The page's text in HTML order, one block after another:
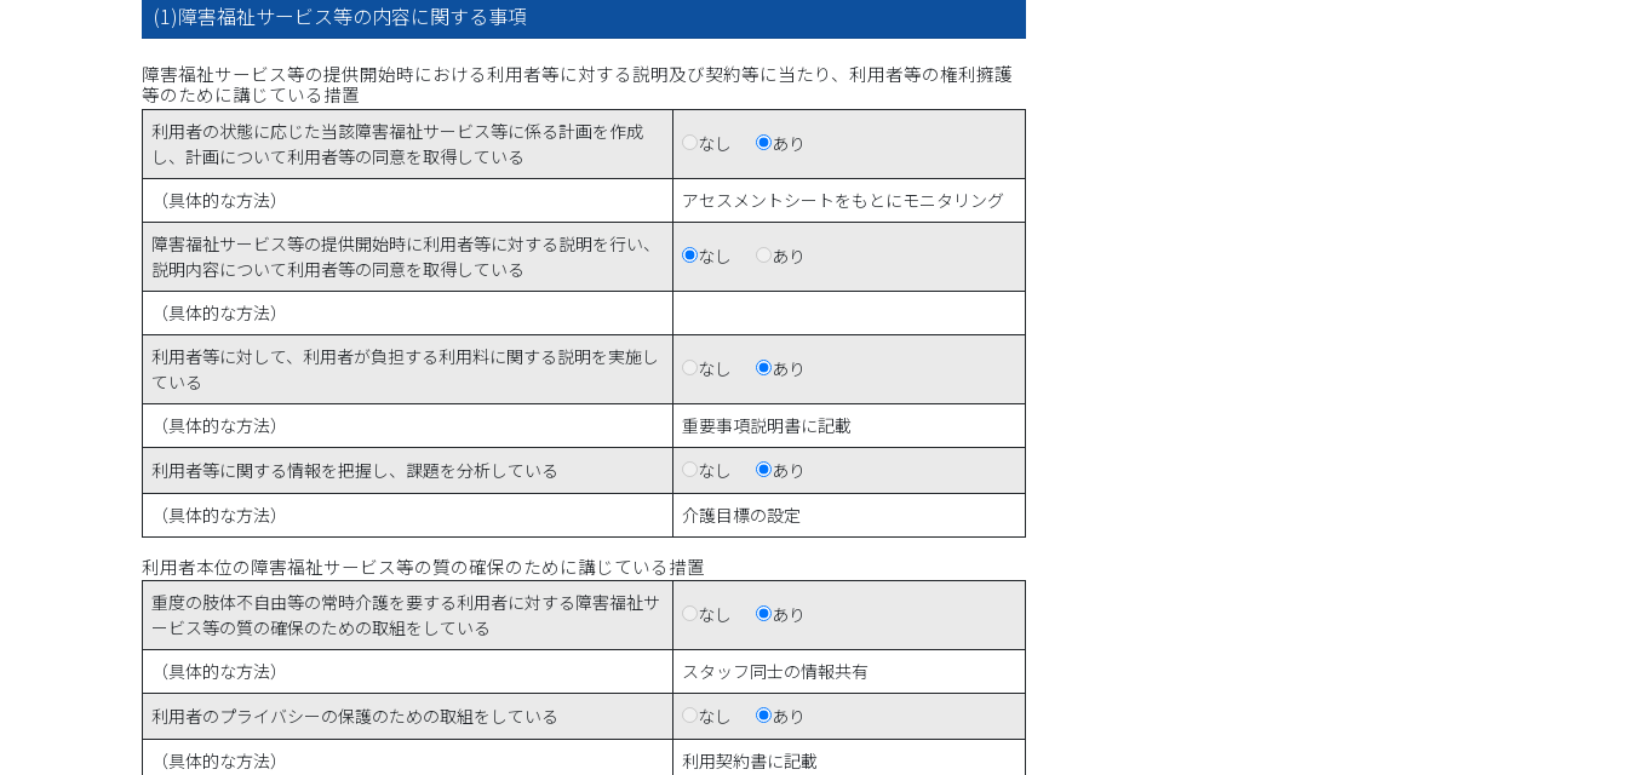
(1)障害福祉サービス等の内容に関する事項
障害福祉サービス等の提供開始時における利用者等に対する説明及び契約等に当たり、利用者等の権利擁護
等のために講じている措置
利用者の状態に応じた当該障害福祉サービス等に係る計画を作成
し、計画について利用者等の同意を取得している
なし あり
（具体的な方法）
アセスメントシートをもとにモニタリング
障害福祉サービス等の提供開始時に利用者等に対する説明を行い、
説明内容について利用者等の同意を取得している
なし あり
（具体的な方法）
利用者等に対して、利用者が負担する利用料に関する説明を実施し
ている
なし あり
（具体的な方法）
重要事項説明書に記載
利用者等に関する情報を把握し、課題を分析している
なし
あり
（具体的な方法）
介護目標の設定
利用者本位の障害福祉サービス等の質の確保のために講じている措置
重度の肢体不自由等の常時介護を要する利用者に対する障害福祉サ
ービス等の質の確保のための取組をしている
なし あり
（具体的な方法）
スタッフ同士の情報共有
利用者のプライバシーの保護のための取組をしている
なし
あり
（具体的な方法）
利用契約書に記載